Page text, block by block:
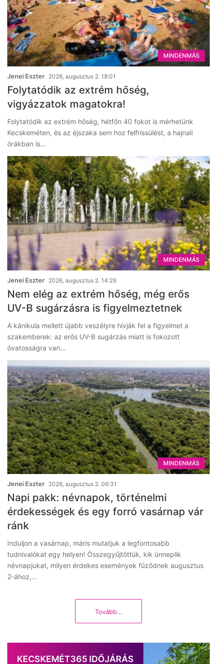
MINDENMÁS
Jenei Eszter 2026, augusztus 2. 18:01
Folytatódik az extrém hőség,
vigyázzatok magatokra!
Folytatódik az extrém hőség, hétfőn 40 fokot is mérhetünk
Kecskeméten, és az éjszaka sem hoz felfrissülést, a hajnali
órákban is…
MINDENMÁS
Jenei Eszter 2026, augusztus 2. 14:29
Nem elég az extrém hőség, még erős
UV-B sugárzásra is figyelmeztetnek
A kánikula mellett újabb veszélyre hívják fel a figyelmet a
szakemberek: az erős UV-B sugárzás miatt is fokozott
óvatosságra van…
MINDENMÁS
Jenei Eszter 2026, augusztus 2. 06:31
Napi pakk: névnapok, történelmi
érdekességek és egy forró vasárnap vár
ránk
Induljon a vasárnap, máris mutatjuk a legfontosabb
tudnivalókat egy helyen! Összegyűjtöttük, kik ünneplik
névnapjukat, milyen érdekes események fűződnek augusztus
2-ához,…
Tovább...
KECSKEMÉT365 IDŐJÁRÁS